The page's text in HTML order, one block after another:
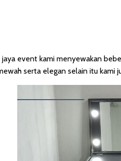
event kami menyewakan
serta elegan selain itu kami